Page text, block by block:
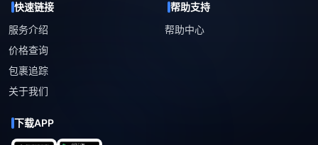
快速链接
服务介绍
价格查询
包裹追踪
关于我们
帮助支持
帮助中心
下载APP